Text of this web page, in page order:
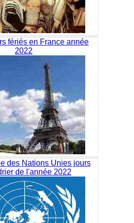
fériés en France année
2022
des Nations Unies jours
de l'année 2022